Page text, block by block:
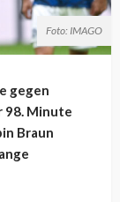
Foto: IMAGO
gegen
98. Minute
Braun